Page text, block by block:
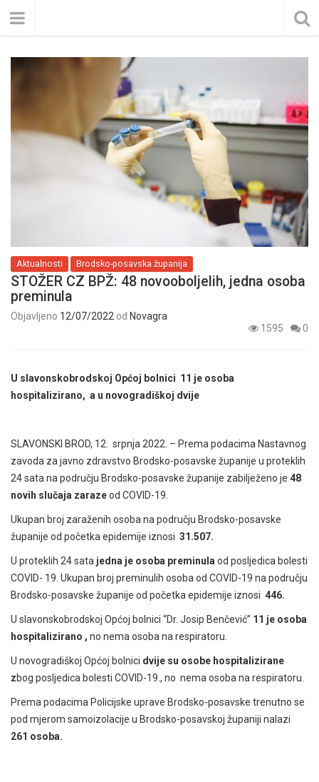
Aktualnosti Brodsko-posavska županija
STOŽER CZ BPŽ: 48 novooboljelih, jedna osoba
preminula
Objavljeno 12/07/2022 od Novagra
1595
0
U slavonskobrodskoj Općoj bolnici 11 je osoba
hospitalizirano, a u novogradiškoj dvije
SLAVONSKI BROD, 12. srpnja 2022. – Prema podacima Nastavnog
zavoda za javno zdravstvo Brodsko-posavske županije u proteklih
24sata na području Brodsko-posavske županije zabilježeno je 48
novih slučaja zarazeod COVID-19.
Ukupan broj zaraženih osoba na području Brodsko-posavske
županije od početka epidemije iznosi 31.507.
U proteklih 24 sata jedna je osoba preminula od posljedica bolesti
COVID- 19. Ukupan broj preminulih osoba od COVID-19 na području
Brodsko-posavske županije od početka epidemije iznosi 446.
U slavonskobrodskoj Općoj bolnici “Dr. Josip Benčević” 11 je osoba
hospitalizirano , no nema osoba na respiratoru.
U novogradiškoj Općoj bolnici dvije su osobe hospitalizirane
zbog posljedica bolesti COVID-19., no nema osoba na respiratoru.
Prema podacima Policijske uprave Brodsko-posavske trenutno se
pod mjerom samoizolacije u Brodsko-posavskoj županiji nalazi
261 osoba.